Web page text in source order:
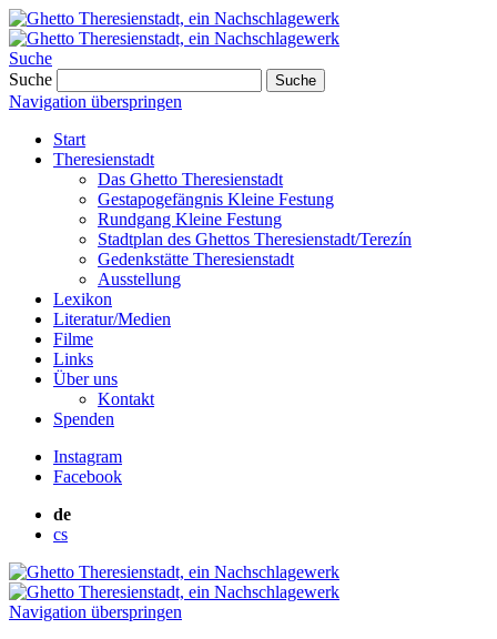
Suche
Suche
Suche
Navigation überspringen
Start
Theresienstadt
Das Ghetto Theresienstadt
Gestapogefängnis Kleine Festung
Rundgang Kleine Festung
Stadtplan des Ghettos Theresienstadt/Terezín
Gedenkstätte Theresienstadt
Ausstellung
Lexikon
Literatur/Medien
Filme
Links
Über uns
Kontakt
Spenden
Instagram
Facebook
de
cs
Navigation überspringen